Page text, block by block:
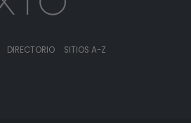
DIRECTORIO SITIOS A-Z